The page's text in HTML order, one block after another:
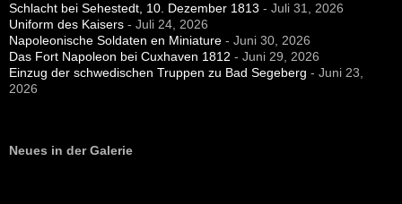
Schlacht bei Sehestedt, 10. Dezember 1813 - Juli 31, 2026
Uniform des Kaisers - Juli 24, 2026
Napoleonische Soldaten en Miniature - Juni 30, 2026
Das Fort Napoleon bei Cuxhaven 1812 - Juni 29, 2026
Einzug der schwedischen Truppen zu Bad Segeberg - Juni 23,
2026
Neues in der Galerie